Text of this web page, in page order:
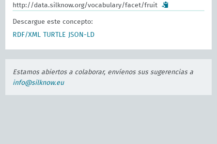
http://data.silknow.org/vocabulary/facet/fruit
Descargue este concepto:
RDF/XML
TURTLE JSON-LD
Estamos abiertos a colaborar, envíenos sus sugerencias a
info@silknow.eu